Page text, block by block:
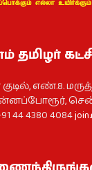
தமிழர்
எண்.8.
4380 4084